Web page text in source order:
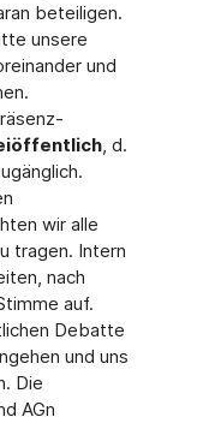
beteiligen.
unsere
und
, d.
wir alle
tragen. Intern
nach
auf.
Debatte
und uns
Die
AGn